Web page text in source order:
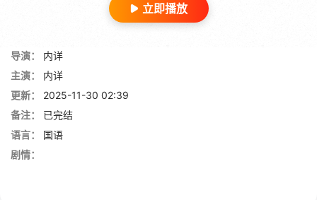
立即播放
导演：
内详
主演：
内详
更新：
2025-11-30 02:39
备注：
已完结
语言：
国语
剧情：